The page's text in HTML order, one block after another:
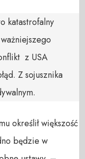
katastrofalny
z USA
Z sojusznika
określił większość
będzie w